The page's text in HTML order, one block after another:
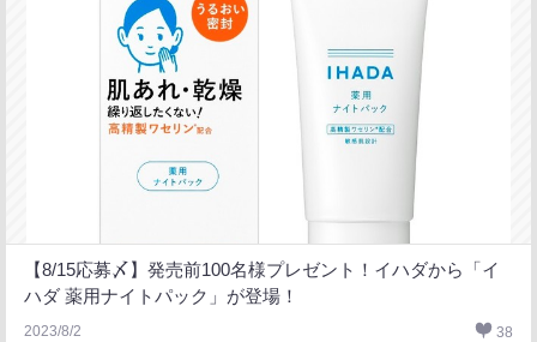
【8/15応募〆】発売前100名様プレゼント！イハダから「イ
ハダ 薬用ナイトパック」が登場！
2023/8/2 38